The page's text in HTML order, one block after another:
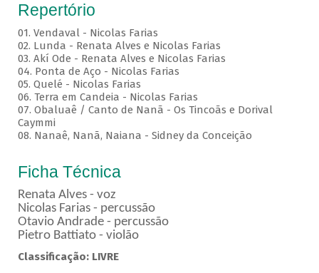
Repertório
01. Vendaval - Nicolas Farias
02. Lunda - Renata Alves e Nicolas Farias
03. Akí Ode - Renata Alves e Nicolas Farias
04. Ponta de Aço - Nicolas Farias
05. Quelé - Nicolas Farias
06. Terra em Candeia - Nicolas Farias
07. Obaluaê / Canto de Nanã - Os Tincoãs e Dorival
Caymmi
08. Nanaê, Nanã, Naiana - Sidney da Conceição
Ficha Técnica
Renata Alves - voz
Nicolas Farias - percussão
Otavio Andrade - percussão
Pietro Battiato - violão
Classificação: LIVRE